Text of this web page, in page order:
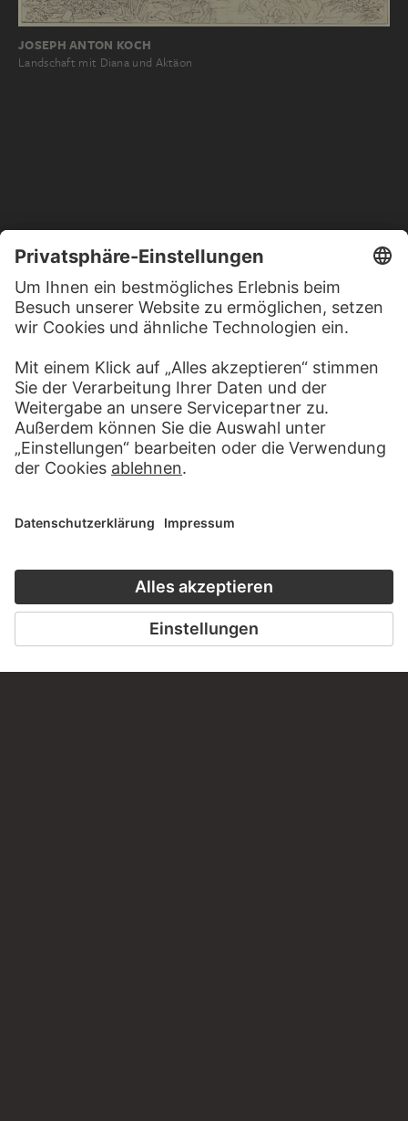
JOSEPH ANTON KOCH
Landschaft mit Diana und Aktäon